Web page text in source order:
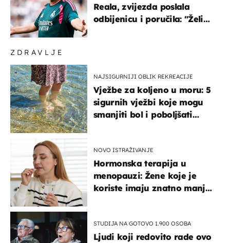
ZDRAVLJE
NAJSIGURNIJI OBLIK REKREACIJE
Vježbe za koljeno u moru: 5
sigurnih vježbi koje mogu
smanjiti bol i poboljšati
NOVO ISTRAŽIVANJE
Hormonska terapija u
menopauzi: Žene koje je
koriste imaju znatno manji
STUDIJA NA GOTOVO 1.900 OSOBA
Ljudi koji redovito rade ovo
Reala, zvijezda poslala
odbijenicu i poručila: "Želim